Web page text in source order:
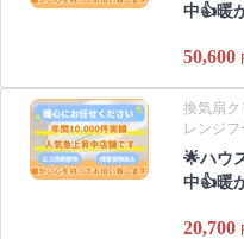
中👍暖
50,600
換気扇ク
レンジフ
🌟ハウ
中👍暖
20,700